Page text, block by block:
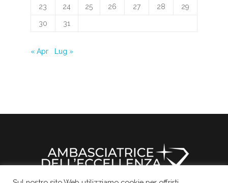
23 24 25 26 27 28 29
30 31
« Apr Lug »